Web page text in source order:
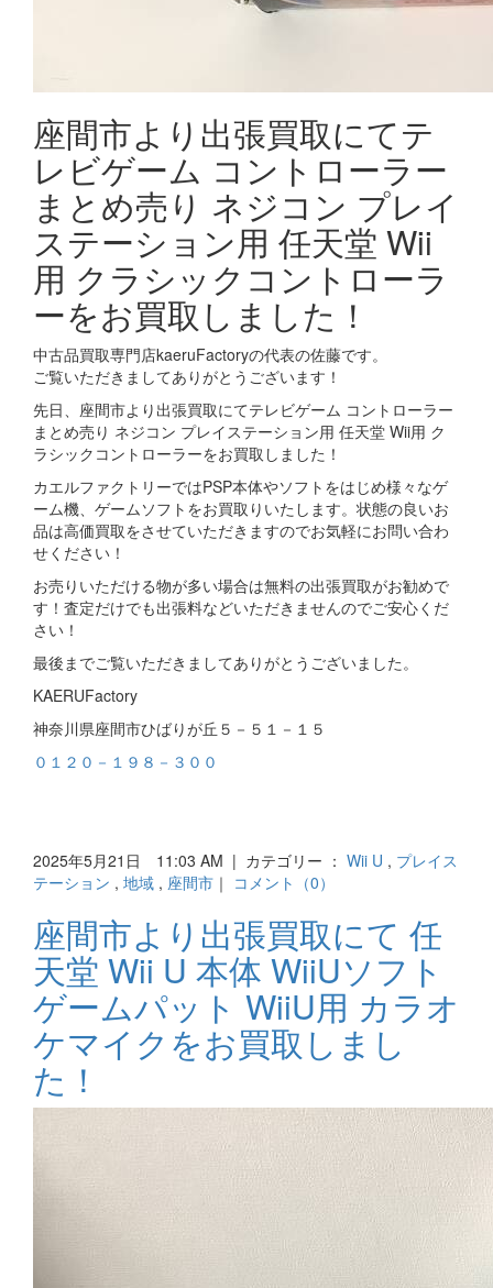
座間市より出張買取にてテ
レビゲーム コントローラー
まとめ売り ネジコン プレイ
ステーション用 任天堂 Wii
用 クラシックコントローラ
ーをお買取しました！
中古品買取専門店kaeruFactoryの代表の佐藤です。
ご覧いただきましてありがとうございます！
先日、座間市より出張買取にてテレビゲーム コントローラー
まとめ売り ネジコン プレイステーション用 任天堂 Wii用 ク
ラシックコントローラーをお買取しました！
カエルファクトリーではPSP本体やソフトをはじめ様々なゲ
ーム機、ゲームソフトをお買取りいたします。状態の良いお
品は高価買取をさせていただきますのでお気軽にお問い合わ
せください！
お売りいただける物が多い場合は無料の出張買取がお勧めで
す！査定だけでも出張料などいただきませんのでご安心くだ
さい！
最後までご覧いただきましてありがとうございました。
KAERUFactory
神奈川県座間市ひばりが丘５－５１－１５
０１２０－１９８－３００
2025年5月21日 11:03 AM | カテゴリー ： Wii U , プレイス
テーション , 地域 , 座間市 ｜ コメント（0）
座間市より出張買取にて 任
天堂 Wii U 本体 WiiUソフト
ゲームパット WiiU用 カラオ
ケマイクをお買取しまし
た！